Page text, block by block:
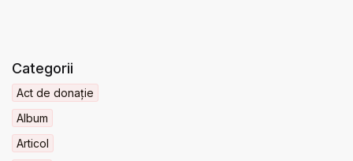
Categorii
Act de donație
Album
Articol